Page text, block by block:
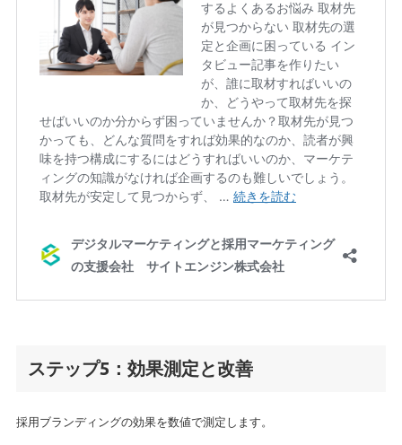
ステップ5：効果測定と改善
採用ブランディングの効果を数値で測定します。